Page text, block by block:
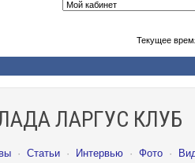
Текущее
ЛАРГУС КЛУБ
· Статьи · Интервью · Фото ·